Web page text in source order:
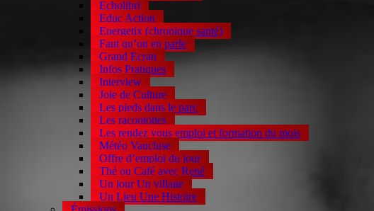
Echolibri
Educ Action
Energetix (chronique santé)
Faut qu’on en parle
Grand Ecran
Infos Pratiques
Interview
Joie de Culture
Les pieds dans le parc
Les racontottes
Les rendez vous emploi et formation du mois
Météo Vaucluse
Offre d’emploi du jour
Thé ou Café avec René
Un jour Un village
Un Lieu Une Histoire